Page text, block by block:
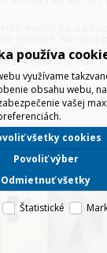
z ikonickej serie
S24+ a S24 Ultra.
používa
využívame
obsahu webu,
vašej
Odmietnuť všetky
Povoliť výber
všetky cookies
Štatistické